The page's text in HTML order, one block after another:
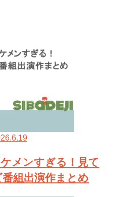
メンすぎる！見て
組出演作まとめ